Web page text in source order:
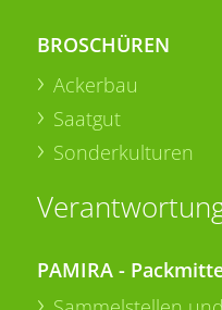
BROSCHÜREN
Ackerbau
Saatgut
Sonderkulturen
PAMIRA -